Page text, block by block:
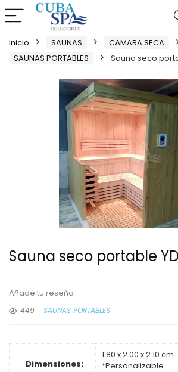
Inicio SAUNAS
CÁMARA SECA
SAUNAS PORTABLES
Sauna seco
Sauna seco portable
Añade tu reseña
449
SAUNAS PORTABLES
Dimensiones:
1.80 x 2.00 x 2.10 cm
*Personalizable